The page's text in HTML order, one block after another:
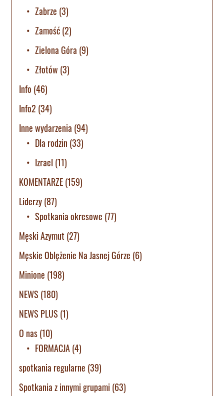
Zabrze (3)
Zamość(2)
Zielona Góra (9)
Złotów (3)
Info (46)
Info2 (34)
Inne wydarzenia (94)
Dla rodzin (33)
Izrael (11)
KOMENTARZE(159)
Liderzy(87)
Spotkania okresowe (77)
Męski Azymut (27)
Męskie Oblężenie Na Jasnej Górze (6)
Minione (198)
NEWS (180)
NEWS PLUS (1)
O nas(10)
FORMACJA(4)
spotkania regularne (39)
Spotkania z innymi grupami (63)